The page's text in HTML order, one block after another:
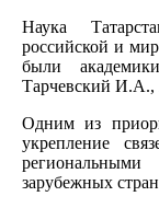
Наука
российской и
были
Тарчевский
Одним из
укрепление
зарубежных